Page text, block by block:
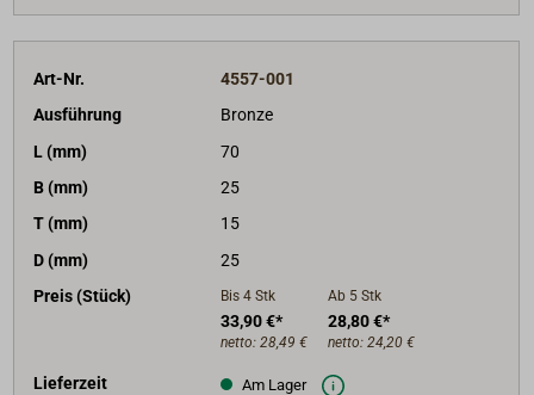
Art-Nr.
4557-001
Ausführung
Bronze
L (mm)
70
B (mm)
25
T (mm)
15
D (mm)
25
Preis (Stück)
Bis 4 Stk
33,90 €*
netto: 28,49 €
Ab 5 Stk
28,80 €*
netto: 24,20 €
Lieferzeit Am Lager